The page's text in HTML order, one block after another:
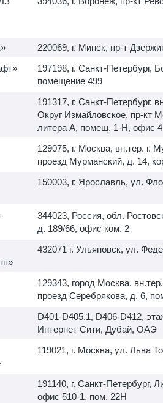
220069, г. Минск, пр-т
197198, г. Санкт-Петербург,
помещение 499
191317, г. Санкт-Петербург,
Округ Измайловское, пр-кт
литера А, помещ. 1-Н, офис 4
129075, г. Москва, вн.тер. г.
проезд Мурманский, д. 14,
150003, г. Ярославль, ул.
344023, Россия, обл.
д. 189/66, офис ком. 2
432071 г. Ульяновск, ул.
129343, город Москва,
проезд Серебрякова, д. 6,
D401-D405.1, D406-D412,
Интернет Сити, Дубай, ОАЭ
119021, г. Москва, ул. Льва
191140, г. Санкт-Петербург,
офис 510-1, пом. 22Н